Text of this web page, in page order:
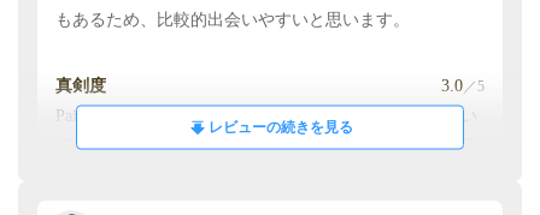
トドアなど、長期的な関係を考える上で重要な価値観で
もあるため、比較的出会いやすいと思います。
真剣度 3.0 ／5
Pairsと比較すると、プロフィールの内容が全体的に薄い
印象を受けました。「話しましょう」程度の簡素な自己
レビューの続きを見る